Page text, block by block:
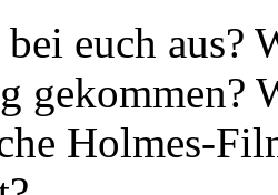
euch
gekommen?
Holmes-